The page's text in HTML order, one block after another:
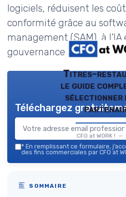
logiciels, réduisent les
conformité grâce au
management (SAM), à l’IA
gouvernance structurée.
Titres-
le guide
sélectionner
CFO at WORK ! —
Téléchargez
* En remplissant ce formulaire,
des fins commerciales par CFO at
SOMMAIRE